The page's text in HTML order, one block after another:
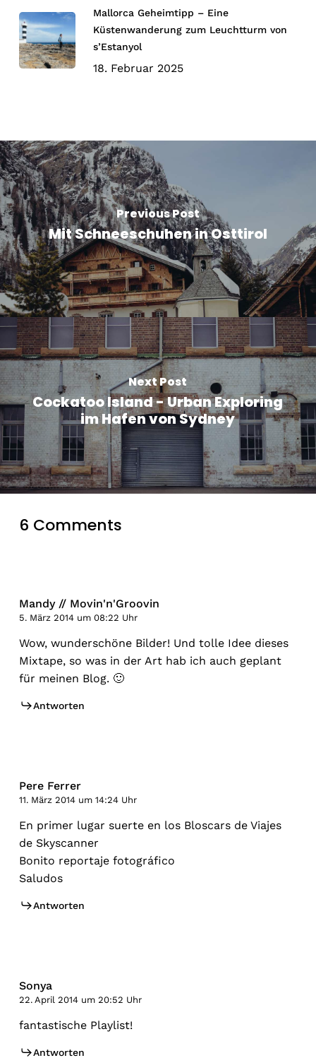
Mallorca Geheimtipp – Eine
Küstenwanderung zum Leuchtturm von
s’Estanyol
18. Februar 2025
Previous Post
Mit Schneeschuhen in Osttirol
Next Post
Cockatoo Island - Urban Exploring
im Hafen von Sydney
6 Comments
Mandy // Movin'n'Groovin
5. März 2014 um 08:22 Uhr
Wow, wunderschöne Bilder! Und tolle Idee dieses
Mixtape, so was in der Art hab ich auch geplant
für meinen Blog. 🙂
Antworten
Pere Ferrer
11. März 2014 um 14:24 Uhr
En primer lugar suerte en los Bloscars de Viajes
de Skyscanner
Bonito reportaje fotográfico
Saludos
Antworten
Sonya
22. April 2014 um 20:52 Uhr
fantastische Playlist!
Antworten